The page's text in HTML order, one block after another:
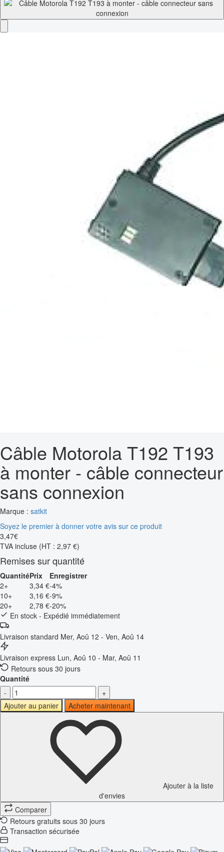
Câble Motorola T192 T193
à monter - câble connecteur
sans connexion
Marque : satkit
Soyez le premier à donner votre avis sur ce produit
3,47€
TVA incluse (HT : 2,97 €)
Remises sur quantité
QuantitéPrix
Enregistrer
2+
3,34 €-4%
10+
3,16 €-9%
20+
2,78 €-20%
En stock - Expédié immédiatement
Livraison standard Mer, Aoû 12 - Ven, Aoû 14
Livraison express Lun, Aoû 10 - Mar, Aoû 11
Retours sous 30 jours
Quantité
-
+
Ajouter au panier
Acheter maintenant
Ajouter à la liste
d'envies
Comparer
Retours gratuits sous 30 jours
Transaction sécurisée